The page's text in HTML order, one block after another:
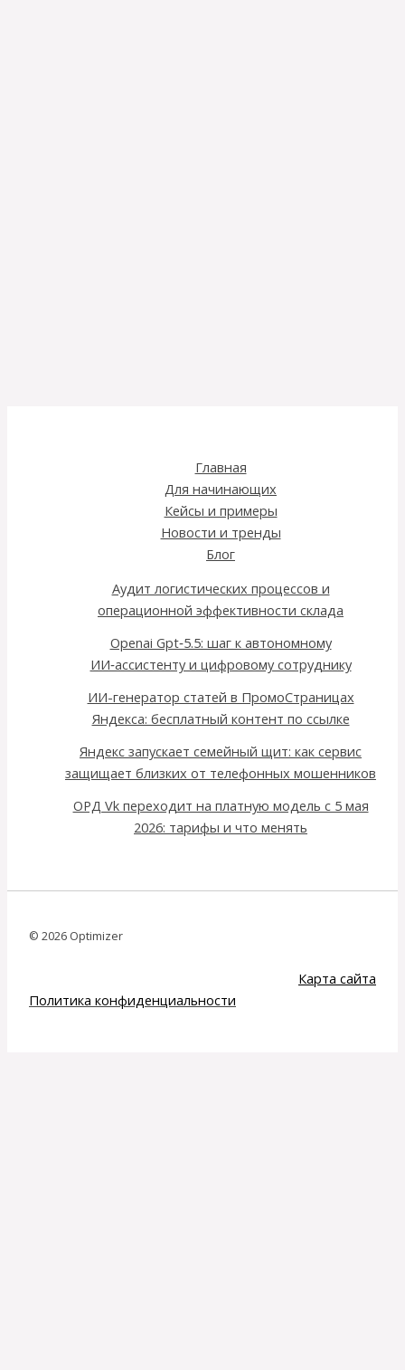
Главная
Для начинающих
Кейсы и примеры
Новости и тренды
Блог
Аудит логистических процессов и
операционной эффективности склада
Openai Gpt‑5.5: шаг к автономному
ИИ‑ассистенту и цифровому сотруднику
ИИ-генератор статей в ПромоСтраницах
Яндекса: бесплатный контент по ссылке
Яндекс запускает семейный щит: как сервис
защищает близких от телефонных мошенников
ОРД Vk переходит на платную модель с 5 мая
2026: тарифы и что менять
© 2026 Optimizer
Карта сайта
Политика конфиденциальности